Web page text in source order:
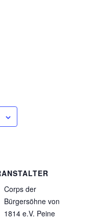
Corps der
Bürgersöhne von
1814 e.V. Peine